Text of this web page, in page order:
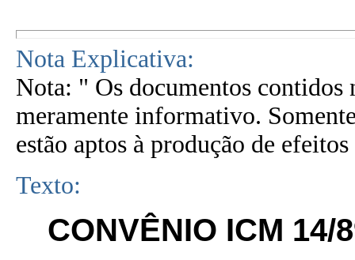
Nota Explicativa:
Nota: " Os documentos contidos
meramente informativo.
estão aptos à produção de
Texto:
CONVÊNIO ICM 14/